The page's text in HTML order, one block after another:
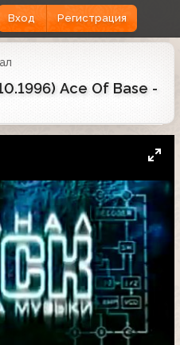
Вход Регистрация
Ace Of Base -